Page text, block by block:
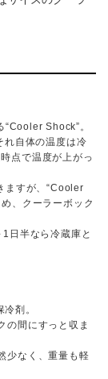
Shock”。
れ自体の温度は冷
点で温度が上がっ
ますが、“Cooler
、クーラーボック
日半なら冷蔵庫と
剤。
の間にすっと収ま
少なく、重量も軽